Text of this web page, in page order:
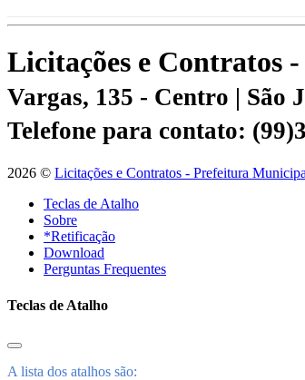
Licitações e Contratos
Vargas, 135 - Centro | São
Telefone para contato:
2026 © Licitações e Contratos - Prefeitura
Teclas de Atalho
Sobre
*Retificação
Download
Perguntas Frequentes
Teclas de Atalho
A lista dos atalhos são: